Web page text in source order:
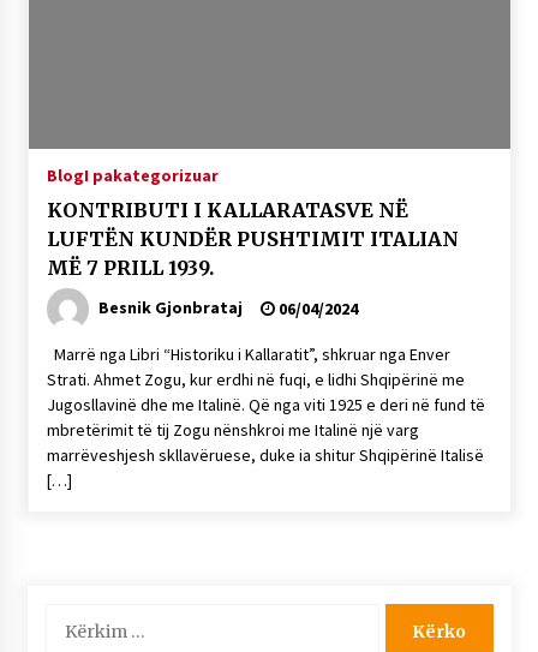
RINDËRTIMIN E VENDIT – NGA ÇIZE XHAFERAJ
22/09/2025
– ËNGJËLL HASIMAJ – “KUJTIMET E MIA PËR
KALLARATIN SI MËSUES I MATEMATIKËS, POR
EDHE SI NJË BANOR I PËRKOHSHËM I TIJ”
12/09/2025
Gazeta Kallarati nr. 114
06/02/2025
BlogI pakategorizuar
KONTRIBUTI I KALLARATASVE NË
LUFTËN KUNDËR PUSHTIMIT ITALIAN
MË 7 PRILL 1939.
Besnik Gjonbrataj 06/04/2024
Marrë nga Libri “Historiku i Kallaratit”, shkruar nga Enver
Strati. Ahmet Zogu, kur erdhi në fuqi, e lidhi Shqipërinë me
Jugosllavinë dhe me Italinë. Që nga viti 1925 e deri në fund të
mbretërimit të tij Zogu nënshkroi me Italinë një varg
marrëveshjesh skllavëruese, duke ia shitur Shqipërinë Italisë
[…]
për: